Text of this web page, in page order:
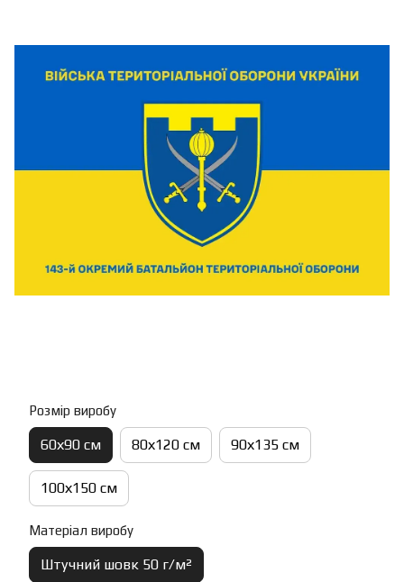
Розмір виробу
60х90 см 80х120 см 90х135 см
100х150 см
Матеріал виробу
Штучний шовк 50 г/м²